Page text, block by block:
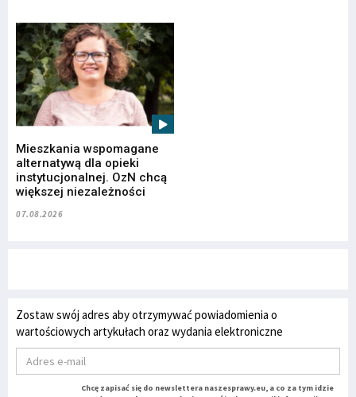
Mieszkania wspomagane
alternatywą dla opieki
instytucjonalnej. OzN chcą
większej niezależności
07.08.2026
Zostaw swój adres aby otrzymywać powiadomienia o
wartościowych artykułach oraz wydania elektroniczne
Chcę zapisać się do newslettera naszesprawy.eu, a co za tym idzie